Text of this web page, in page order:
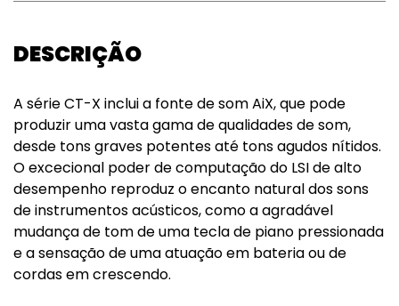
DESCRIÇÃO
A série CT-X inclui a fonte de som AiX, que pode
produzir uma vasta gama de qualidades de som,
desde tons graves potentes até tons agudos nítidos.
O excecional poder de computação do LSI de alto
desempenho reproduz o encanto natural dos sons
de instrumentos acústicos, como a agradável
mudança de tom de uma tecla de piano pressionada
e a sensação de uma atuação em bateria ou de
cordas em crescendo.